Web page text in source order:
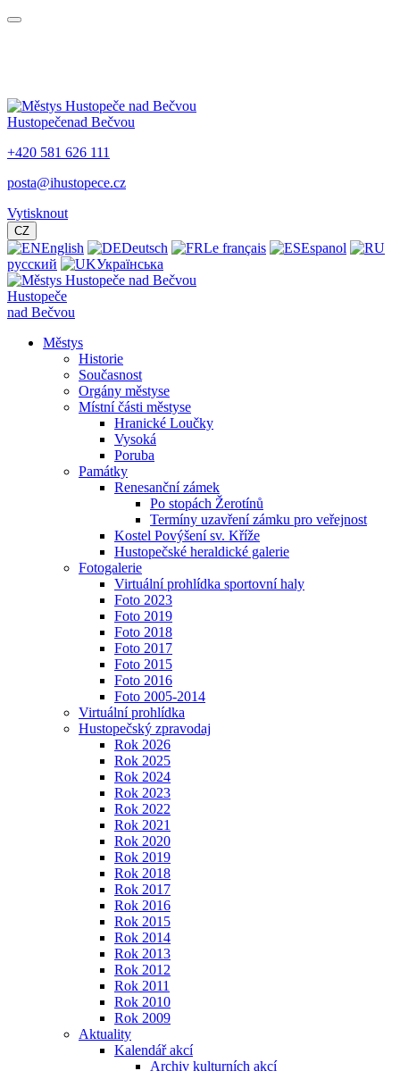
Hustopečenad Bečvou
+420 581 626 111
posta@ihustopece.cz
Vytisknout
CZ
English Deutsch Le français
Espanol
русский
Українська
Hustopeče
nad Bečvou
Městys
Historie
Současnost
Orgány městyse
Místní části městyse
Hranické Loučky
Vysoká
Poruba
Památky
Renesanční zámek
Po stopách Žerotínů
Termíny uzavření zámku pro veřejnost
Kostel Povýšení sv. Kříže
Hustopečské heraldické galerie
Fotogalerie
Virtuální prohlídka sportovní haly
Foto 2023
Foto 2019
Foto 2018
Foto 2017
Foto 2015
Foto 2016
Foto 2005-2014
Virtuální prohlídka
Hustopečský zpravodaj
Rok 2026
Rok 2025
Rok 2024
Rok 2023
Rok 2022
Rok 2021
Rok 2020
Rok 2019
Rok 2018
Rok 2017
Rok 2016
Rok 2015
Rok 2014
Rok 2013
Rok 2012
Rok 2011
Rok 2010
Rok 2009
Aktuality
Kalendář akcí
Archiv kulturních akcí